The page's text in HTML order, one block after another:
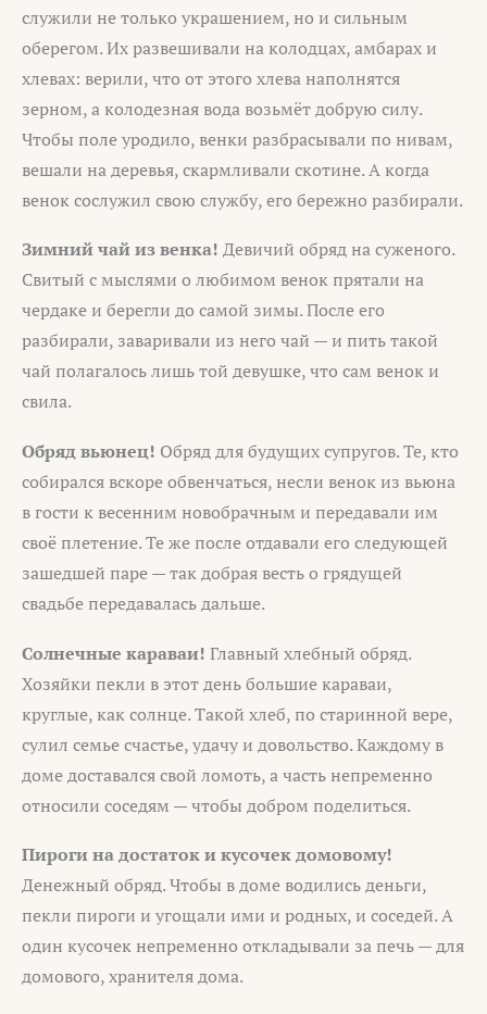
служили не только украшением, но и сильным
оберегом. Их развешивали на колодцах, амбарах и
хлевах: верили, что от этого хлева наполнятся
зерном, а колодезная вода возьмёт добрую силу.
Чтобы поле уродило, венки разбрасывали по нивам,
вешали на деревья, скармливали скотине. А когда
венок сослужил свою службу, его бережно разбирали.
Зимний чай из венка! Девичий обряд на суженого.
Свитый с мыслями о любимом венок прятали на
чердаке и берегли до самой зимы. После его
разбирали, заваривали из него чай — и пить такой
чай полагалось лишь той девушке, что сам венок и
свила.
Обряд вьюнец! Обряд для будущих супругов. Те, кто
собирался вскоре обвенчаться, несли венок из вьюна
в гости к весенним новобрачным и передавали им
своё плетение. Те же после отдавали его следующей
зашедшей паре — так добрая весть о грядущей
свадьбе передавалась дальше.
Солнечные караваи! Главный хлебный обряд.
Хозяйки пекли в этот день большие караваи,
круглые, как солнце. Такой хлеб, по старинной вере,
сулил семье счастье, удачу и довольство. Каждому в
доме доставался свой ломоть, а часть непременно
относили соседям — чтобы добром поделиться.
Пироги на достаток и кусочек домовому!
Денежный обряд. Чтобы в доме водились деньги,
пекли пироги и угощали ими и родных, и соседей. А
один кусочек непременно откладывали за печь — для
домового, хранителя дома.